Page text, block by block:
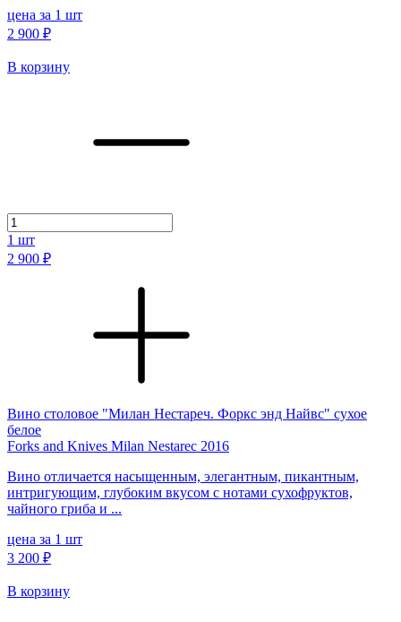
цена за 1 шт
2 900 ₽
В корзину
1 шт
2 900 ₽
Вино столовое "Милан Нестареч. Форкс энд Найвс" сухое
белое
Forks and Knives Milan Nestarec 2016
Вино отличается насыщенным, элегантным, пикантным,
интригующим, глубоким вкусом с нотами сухофруктов,
чайного гриба и ...
цена за 1 шт
3 200 ₽
В корзину